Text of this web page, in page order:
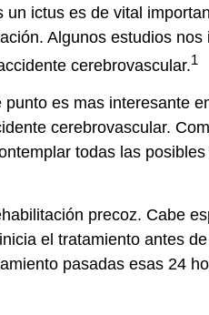
ictus es de vital
Algunos estudios
cerebrovascular.1
es mas interesante
cerebrovascular.
todas las
precoz. Cabe
el tratamiento antes
pasadas esas 24